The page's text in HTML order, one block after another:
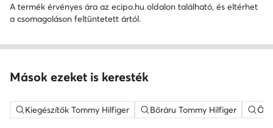
A termék érvényes ára az ecipo.hu oldalon található, és eltérhet
a csomagoláson feltüntetett ártól.
Mások ezeket is keresték
Kiegészítők Tommy Hilfiger Bőráru Tommy Hilfiger